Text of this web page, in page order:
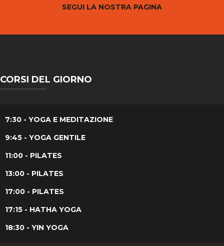
SEGUI LA NOSTRA PAGINA
CORSI DEL GIORNO
7:30 - YOGA E MEDITAZIONE
9:45 - YOGA GENTILE
11:00 - PILATES
13:00 - PILATES
17:00 - PILATES
17:15 - HATHA YOGA
18:30 - YIN YOGA